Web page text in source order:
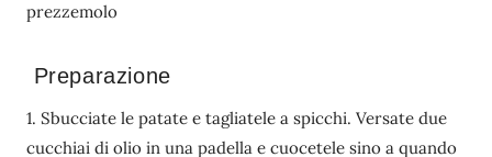
prezzemolo
Preparazione
1. Sbucciate le patate e tagliatele a spicchi. Versate due
cucchiai di olio in una padella e cuocetele sino a quando